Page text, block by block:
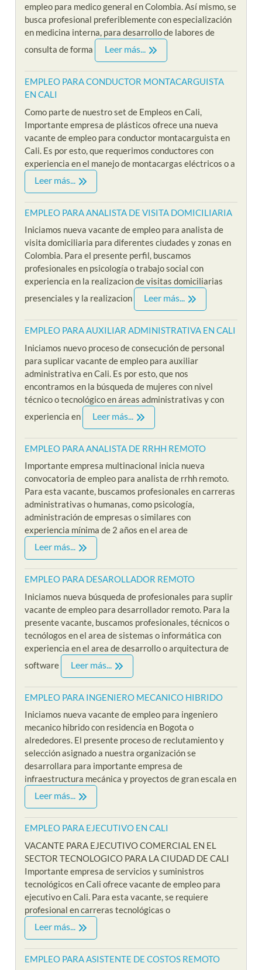
empleo para medico general en Colombia. Así mismo, se
busca profesional preferiblemente con especialización
en medicina interna, para desarrollo de labores de
consulta de forma
Leer más...
EMPLEO PARA CONDUCTOR MONTACARGUISTA
EN CALI
Como parte de nuestro set de Empleos en Cali,
Importante empresa de plásticos ofrece una nueva
vacante de empleo para conductor montacarguista en
Cali. Es por esto, que requerimos conductores con
experiencia en el manejo de montacargas eléctricos o a
Leer más...
EMPLEO PARA ANALISTA DE VISITA DOMICILIARIA
Iniciamos nueva vacante de empleo para analista de
visita domiciliaria para diferentes ciudades y zonas en
Colombia. Para el presente perfil, buscamos
profesionales en psicología o trabajo social con
experiencia en la realizacion de visitas domiciliarias
presenciales y la realizacion
Leer más...
EMPLEO PARA AUXILIAR ADMINISTRATIVA EN CALI
Iniciamos nuevo proceso de consecución de personal
para suplicar vacante de empleo para auxiliar
administrativa en Cali. Es por esto, que nos
encontramos en la búsqueda de mujeres con nivel
técnico o tecnológico en áreas administrativas y con
experiencia en
Leer más...
EMPLEO PARA ANALISTA DE RRHH REMOTO
Importante empresa multinacional inicia nueva
convocatoria de empleo para analista de rrhh remoto.
Para esta vacante, buscamos profesionales en carreras
administrativas o humanas, como psicología,
administración de empresas o similares con
experiencia mínima de 2 años en el area de
Leer más...
EMPLEO PARA DESAROLLADOR REMOTO
Iniciamos nueva búsqueda de profesionales para suplir
vacante de empleo para desarrollador remoto. Para la
presente vacante, buscamos profesionales, técnicos o
tecnólogos en el area de sistemas o informática con
experiencia en el area de desarrollo o arquitectura de
software
Leer más...
EMPLEO PARA INGENIERO MECANICO HIBRIDO
Iniciamos nueva vacante de empleo para ingeniero
mecanico hibrido con residencia en Bogota o
alrededores. El presente proceso de reclutamiento y
selección asignado a nuestra organización se
desarrollara para importante empresa de
infraestructura mecánica y proyectos de gran escala en
Leer más...
EMPLEO PARA EJECUTIVO EN CALI
VACANTE PARA EJECUTIVO COMERCIAL EN EL
SECTOR TECNOLOGICO PARA LA CIUDAD DE CALI
Importante empresa de servicios y suministros
tecnológicos en Cali ofrece vacante de empleo para
ejecutivo en Cali. Para esta vacante, se requiere
profesional en carreras tecnológicas o
Leer más...
EMPLEO PARA ASISTENTE DE COSTOS REMOTO